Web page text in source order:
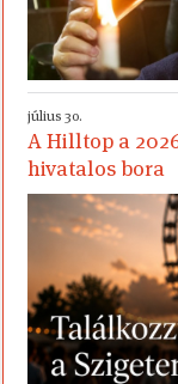
július 30.
A Hilltop a
hivatalos bora